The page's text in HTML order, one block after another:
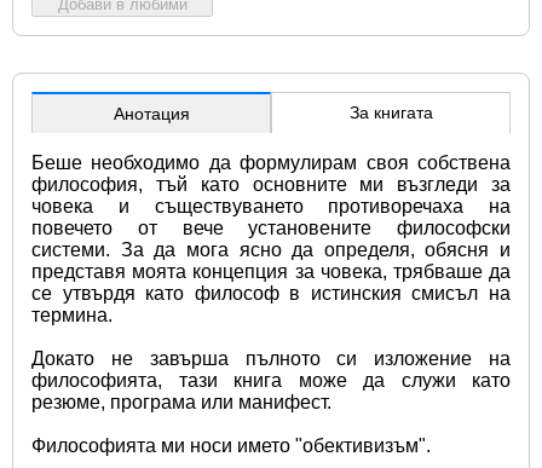
Добави в любими
Анотация За книгата
Беше необходимо да формулирам своя собствена
философия, тъй като основните ми възгледи за
човека и съществуването противоречаха на
повечето от вече установените философски
системи. За да мога ясно да определя, обясня и
представя моята концепция за човека, трябваше да
се утвърдя като философ в истинския смисъл на
термина.
Докато не завърша пълното си изложение на
философията, тази книга може да служи като
резюме, програма или манифест.
Философията ми носи името "обективизъм".